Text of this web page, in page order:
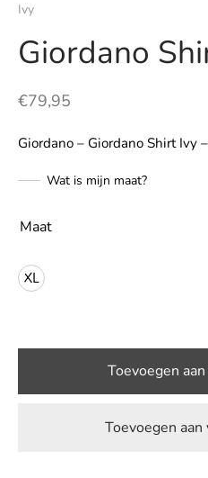
Ivy
Giordano
€79,95
Giordano – Giordano Shirt Ivy
Wat is mijn maat?
Maat
XL
Toevoegen
Toevoegen